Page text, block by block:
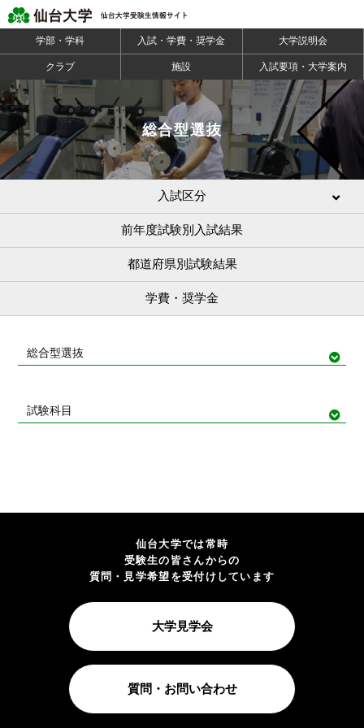
学部・学科 入試・学費・奨学金 大学説明会
クラブ 施設 入試要項・大学案内
総合型選抜
入試区分
前年度試験別入試結果
都道府県別試験結果
学費・奨学金
総合型選抜
試験科目
仙台大学では常時
受験生の皆さんからの
質問・見学希望を受付けしています
大学見学会
質問・お問い合わせ